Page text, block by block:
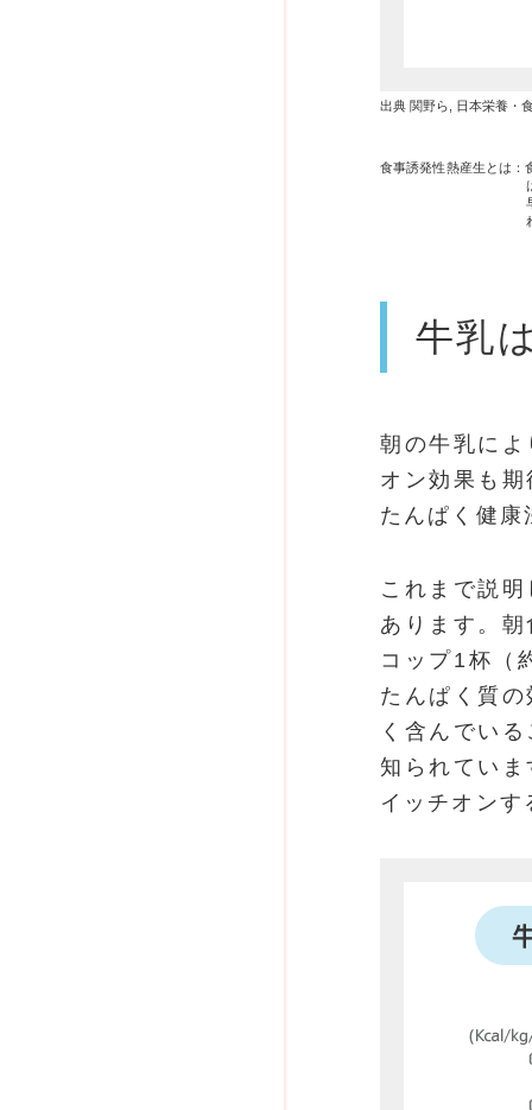
出典 関野ら, 日本栄養・
食事誘発性熱産生とは：
牛乳
朝の牛乳に
オン効果も
たんぱく健康
これまで説
あります。
コップ1杯（
たんぱく質
く含んでい
知られてい
イッチオン